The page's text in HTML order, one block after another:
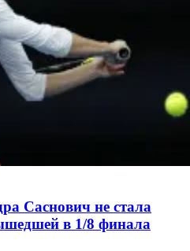
Саснович не стала
в 1/8 финала